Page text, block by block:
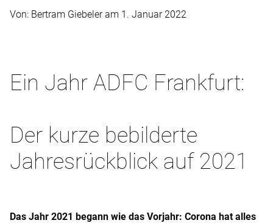
Von: Bertram Giebeler am 1. Januar 2022
Ein Jahr ADFC Frankfurt:
Der kurze bebilderte
Jahresrückblick auf 2021
Das Jahr 2021 begann wie das Vorjahr: Corona hat alles